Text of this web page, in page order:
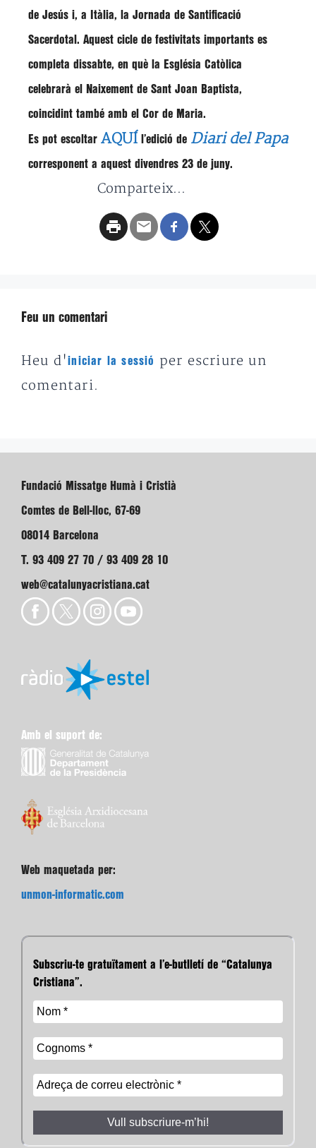
de Jesús i, a Itàlia, la Jornada de Santificació
Sacerdotal. Aquest cicle de festivitats importants es
completa dissabte, en què la Església Catòlica
celebrarà el Naixement de Sant Joan Baptista,
coincidint també amb el Cor de Maria.
Es pot escoltar AQUÍ l’edició de Diari del Papa
corresponent a aquest divendres 23 de juny.
Comparteix...
Feu un comentari
Heu d'iniciar la sessió
per escriure un
comentari.
Fundació Missatge Humà i Cristià
Comtes de Bell-lloc, 67-69
08014 Barcelona
T. 93 409 27 70 / 93 409 28 10
web@catalunyacristiana.cat
Amb el suport de:
Web maquetada per:
unmon-informatic.com
Subscriu-te gratuïtament a l’e-butlletí de “Catalunya
Cristiana”.